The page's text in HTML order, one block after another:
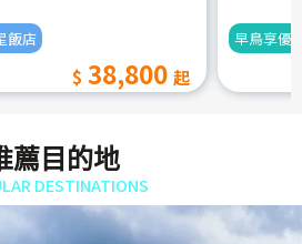
飯店
38,800
早鳥享優
薦目的地
DESTINATIONS